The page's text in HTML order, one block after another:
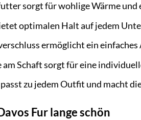
sorgt für wohlige Wärme und
optimalen Halt auf jedem
ermöglicht ein einfaches
Schaft sorgt für eine
zu jedem Outfit und macht
Fur lange schön